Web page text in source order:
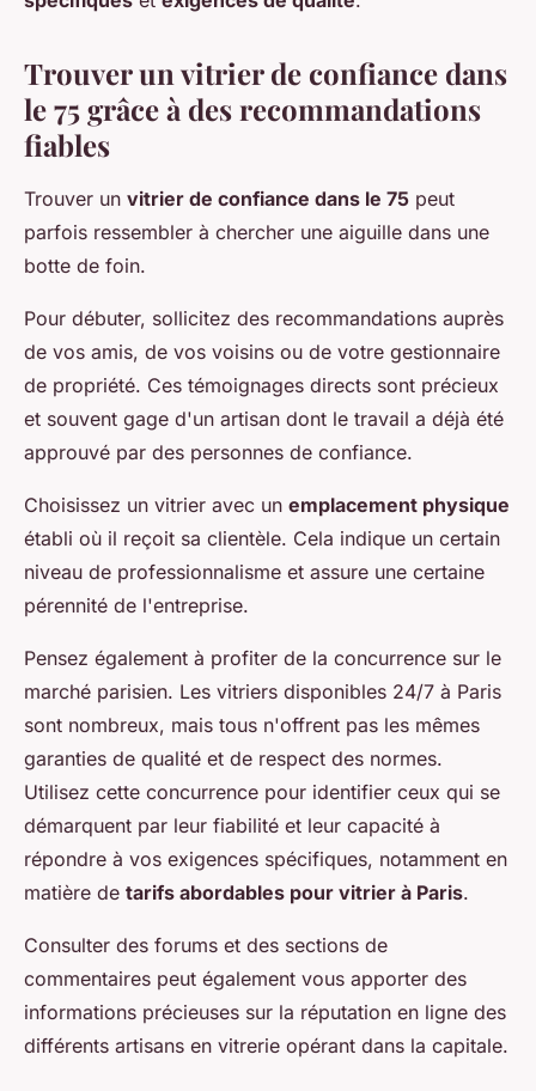
Trouver un vitrier de confiance dans
le 75 grâce à des recommandations
fiables
Trouver un vitrier de confiance dans le 75 peut
parfois ressembler à chercher une aiguille dans une
botte de foin.
Pour débuter, sollicitez des recommandations auprès
de vos amis, de vos voisins ou de votre gestionnaire
de propriété. Ces témoignages directs sont précieux
et souvent gage d'un artisan dont le travail a déjà été
approuvé par des personnes de confiance.
Choisissez un vitrier avec un emplacement physique
établi où il reçoit sa clientèle. Cela indique un certain
niveau de professionnalisme et assure une certaine
pérennité de l'entreprise.
Pensez également à profiter de la concurrence sur le
marché parisien. Les vitriers disponibles 24/7 à Paris
sont nombreux, mais tous n'offrent pas les mêmes
garanties de qualité et de respect des normes.
Utilisez cette concurrence pour identifier ceux qui se
démarquent par leur fiabilité et leur capacité à
répondre à vos exigences spécifiques, notamment en
matière de tarifs abordables pour vitrier à Paris.
Consulter des forums et des sections de
commentaires peut également vous apporter des
informations précieuses sur la réputation en ligne des
différents artisans en vitrerie opérant dans la capitale.